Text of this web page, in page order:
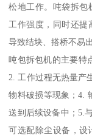
松地工作。吨袋拆包
工作强度，同时还提
导致结块、搭桥不易
吨包拆包机的主要特
2. 工作过程无热量产
物料破损等现象；4.
送到后续设备中；5.
可选配除尘设备，设